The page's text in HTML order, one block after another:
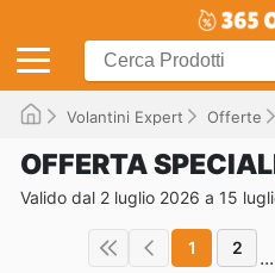
Volantini Expert Offerte
OFFERTA
Valido dal 2 luglio 2026 a 15
1 2 ...